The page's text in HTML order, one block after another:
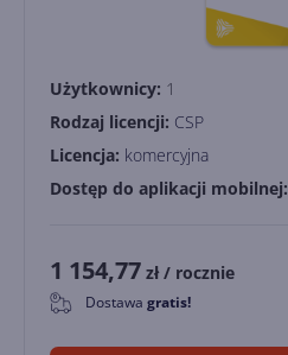
Użytkownicy: 1
Rodzaj licencji: CSP
Licencja: komercyjna
Dostęp do aplikacji mobilnej:
1 154,77 zł / rocznie
0 Dostawa gratis!